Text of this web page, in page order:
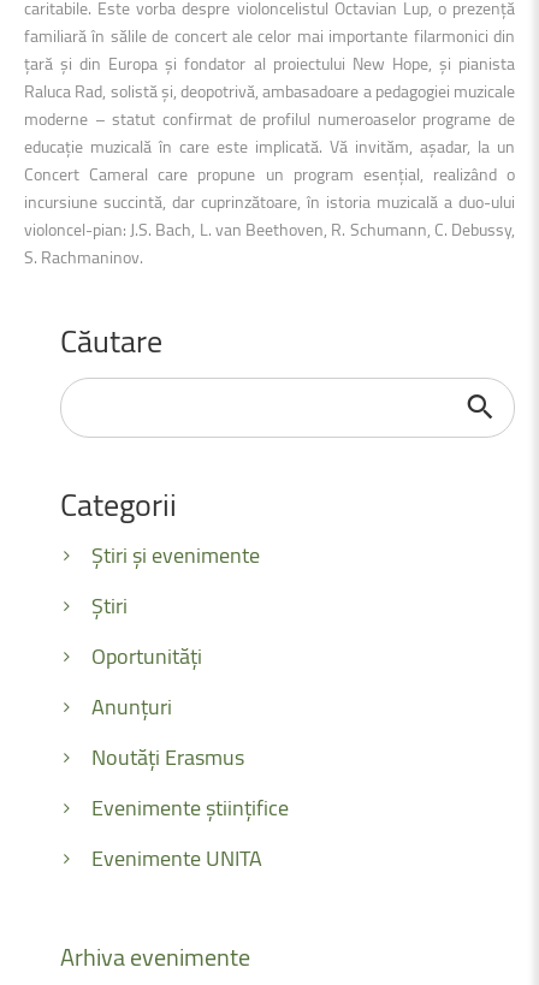
caritabile. Este vorba despre violoncelistul Octavian Lup, o prezență
familiară în sălile de concert ale celor mai importante filarmonici din
țară și din Europa și fondator al proiectului New Hope, și pianista
Raluca Rad, solistă și, deopotrivă, ambasadoare a pedagogiei muzicale
moderne – statut confirmat de profilul numeroaselor programe de
educație muzicală în care este implicată. Vă invităm, așadar, la un
Concert Cameral care propune un program esențial, realizând o
incursiune succintă, dar cuprinzătoare, în istoria muzicală a duo-ului
violoncel-pian: J.S. Bach, L. van Beethoven, R. Schumann, C. Debussy,
S. Rachmaninov.
Căutare
Căutare
...
Categorii
Știri și evenimente
Știri
Oportunități
Anunțuri
Noutăți Erasmus
Evenimente științifice
Evenimente UNITA
Arhivaevenimente